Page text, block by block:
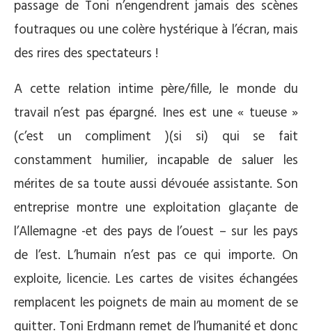
passage de Toni n’engendrent jamais des scènes
foutraques ou une colère hystérique à l’écran, mais
des rires des spectateurs !
A cette relation intime père/fille, le monde du
travail n’est pas épargné. Ines est une « tueuse »
(c’est un compliment )(si si) qui se fait
constamment humilier, incapable de saluer les
mérites de sa toute aussi dévouée assistante. Son
entreprise montre une exploitation glaçante de
l’Allemagne -et des pays de l’ouest – sur les pays
de l’est. L’humain n’est pas ce qui importe. On
exploite, licencie. Les cartes de visites échangées
remplacent les poignets de main au moment de se
quitter. Toni Erdmann remet de l’humanité et donc